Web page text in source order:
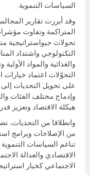
السياسات التنموية.
وقد أبرزت تقارير
المتراكمة وتفاوت
تحولات جيواستراتيجية
التكنولوجي واشتداد
والغذائية والمواد
التحوّلات اعتماد خيارات
على تحويل التحديات
وإدماج مختلف الفئات
هيكلة الاقتصاد وتعزيز
من الإصلاحات وبرامج
تناغم السياسات
الاقتصادي والعدالة
الاجتماعي كخيار